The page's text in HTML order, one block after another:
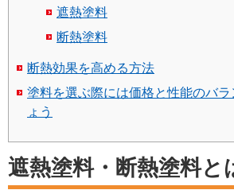
遮熱塗料
断熱塗料
断熱効果を高める方法
塗料を選ぶ際には価格と性能のバ
ょう
遮熱塗料・断熱塗料と